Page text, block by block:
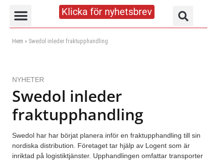
Klicka för nyhetsbrev
Hem » Swedol inleder fraktupphandling
NYHETER
Swedol inleder
fraktupphandling
Swedol har har börjat planera inför en fraktupphandling till sin
nordiska distribution. Företaget tar hjälp av Logent som är
inriktad på logistiktjänster. Upphandlingen omfattar transporter